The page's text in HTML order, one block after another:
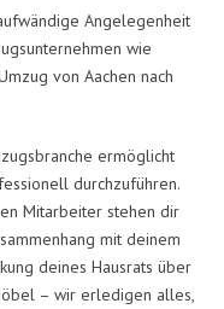
Angelegenheit
wie
von Aachen nach
ermöglicht
durchzuführen.
Mitarbeiter stehen dir
mit deinem
deines Hausrats über
– wir erledigen alles,